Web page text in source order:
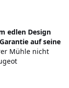
edlen Design
auf seine
Mühle nicht